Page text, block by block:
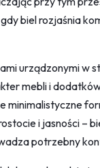
biel rozjaśnia
urządzonymi w
mebli i
minimalistyczne
i jasności –
potrzebny